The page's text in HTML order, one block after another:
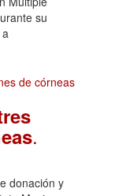
su
.
donación y